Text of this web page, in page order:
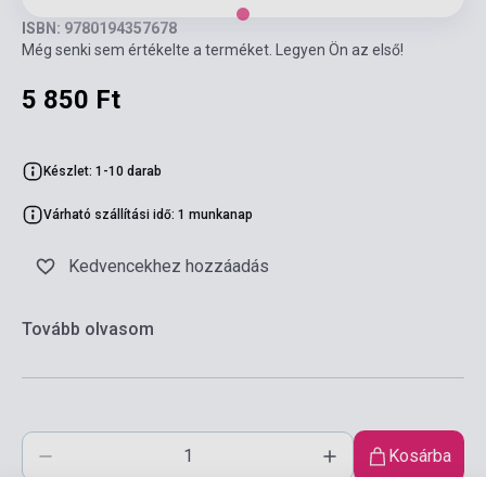
ISBN: 9780194357678
Még senki sem értékelte a terméket. Legyen Ön az első!
5 850 Ft
Készlet: 1-10 darab
Várható szállítási idő: 1 munkanap
Kedvencekhez hozzáadás
Tovább olvasom
Kosárba